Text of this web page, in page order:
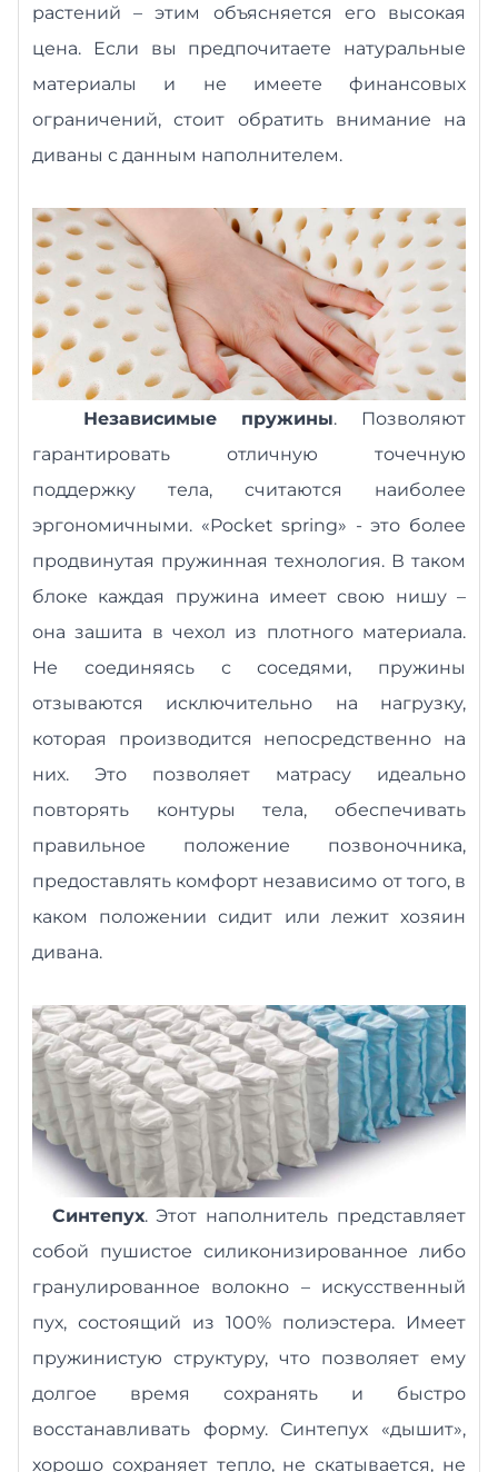
растений – этим объясняется его высокая
цена. Если вы предпочитаете натуральные
материалы и не имеете финансовых
ограничений, стоит обратить внимание на
диваны с данным наполнителем.
Независимые пружины. Позволяют
гарантировать отличную точечную
поддержку тела, считаются наиболее
эргономичными. «Pocket spring» - это более
продвинутая пружинная технология. В таком
блоке каждая пружина имеет свою нишу –
она зашита в чехол из плотного материала.
Не соединяясь с соседями, пружины
отзываются исключительно на нагрузку,
которая производится непосредственно на
них. Это позволяет матрасу идеально
повторять контуры тела, обеспечивать
правильное положение позвоночника,
предоставлять комфорт независимо от того, в
каком положении сидит или лежит хозяин
дивана.
Синтепух.Этот наполнитель представляет
собой пушистое силиконизированное либо
гранулированное волокно – искусственный
пух, состоящий из 100% полиэстера. Имеет
пружинистую структуру, что позволяет ему
долгое время сохранять и быстро
восстанавливать форму. Синтепух «дышит»,
хорошо сохраняет тепло, не скатывается, не